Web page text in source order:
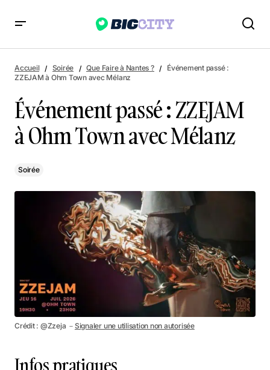
Événement passé : ZZEJAM à Ohm Town avec Mélanz
Accueil Soirée Que Faire à Nantes ?
Événement passé :
ZZEJAM à Ohm Town avec Mélanz
Événement passé : ZZEJAM
à Ohm Town avec Mélanz
Soirée
Crédit : @Zzeja － Signaler une utilisation non autorisée